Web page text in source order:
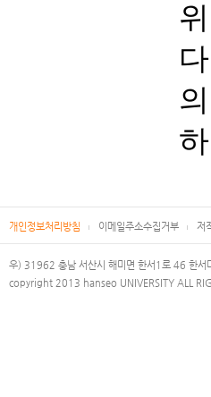
개인정보처리방침 이메일주소수집거부 저
우) 31962 충남 서산시 해미면 한서1로 46 한
copyright 2013 hanseo UNIVERSITY ALL